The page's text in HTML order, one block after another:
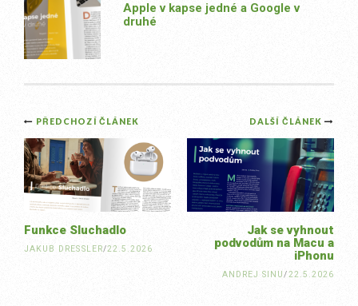
Apple v kapse jedné a Google v
druhé
Post
navigation
DALŠÍ ČLÁNEK
Jak se vyhnout
podvodům na Macu a
iPhonu
ANDREJ SINU/22.5.2026
PŘEDCHOZÍ ČLÁNEK
Funkce Sluchadlo
JAKUB DRESSLER/22.5.2026